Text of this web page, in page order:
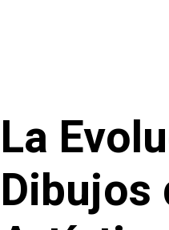
La
Dibujos